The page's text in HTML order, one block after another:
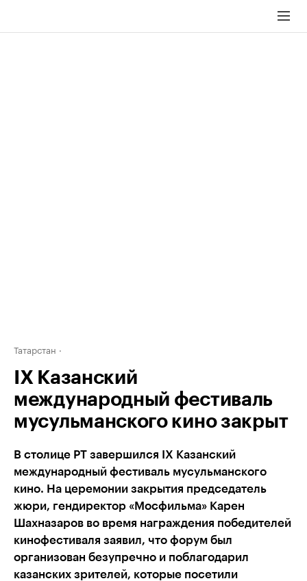
Татарстан
IX Казанский
международный фестиваль
мусульманского кино закрыт
В столице РТ завершился IX Казанский
международный фестиваль мусульманского
кино. На церемонии закрытия председатель
жюри, гендиректор «Мосфильма» Карен
Шахназаров во время награждения победителей
кинофестиваля заявил, что форум был
организован безупречно и поблагодарил
казанских зрителей, которые посетили